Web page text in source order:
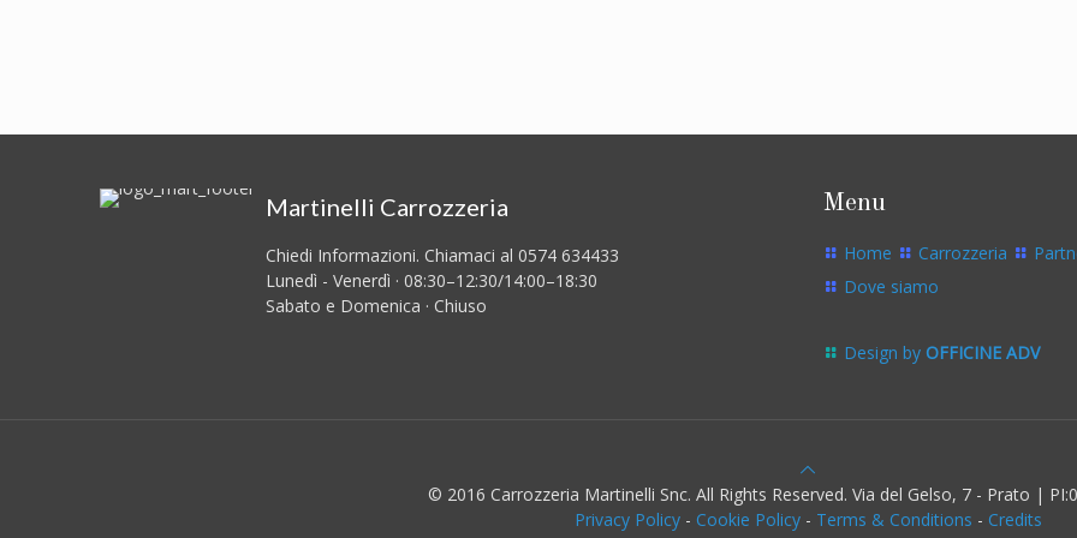
Martinelli Carrozzeria
Chiedi Informazioni. Chiamaci al 0574 634433
Lunedì - Venerdì · 08:30–12:30/14:00–18:30
Sabato e Domenica · Chiuso
Menu
Home Carrozzeria
Dove siamo
Design by OFFICINE ADV
© 2016 Carrozzeria Martinelli Snc. All Rights Reserved. Via del Gelso, 7 - Prato |
Privacy Policy- Cookie Policy- Terms & Conditions - Credits